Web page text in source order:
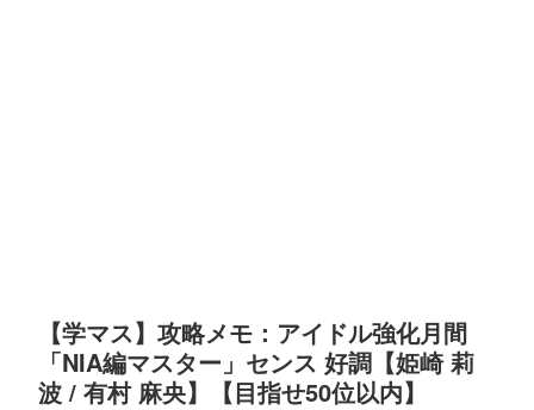
【学マス】攻略メモ：アイドル強化月間
「NIA編マスター」センス 好調【姫崎 莉
波 / 有村 麻央】【目指せ50位以内】